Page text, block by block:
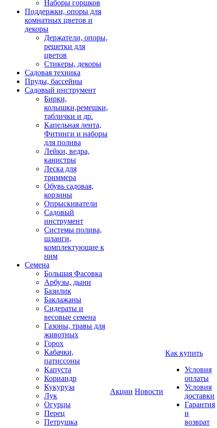
Наборы горшков
Поддержки, опоры для
комнатных цветов и
декоры
Держатели, опоры,
решетки для
цветов
Стикеры, декоры
Садовая техника
Пруды, бассейны
Садовый инструмент
Бирки,
колышки,ремешки,
таблички и др.
Капельная лента,
Фитинги и наборы
для полива
Лейки, ведра,
канистры
Леска для
триммера
Обувь садовая,
корзины
Опрыскиватели
Садовый
инструмент
Системы полива,
шланги,
комплектующие к
ним
Семена
Большая Фасовка
Арбузы, дыни
Базилик
Баклажаны
Сидераты и
весовые семена
Газоны, травы для
животных
Горох
Кабачки,
патиссоны
Капуста
Кориандр
Кукуруза
Лук
Огурцы
Перец
Петрушка
Акции Новости
Как купить
Условия
оплаты
Условия
доставки
Гарантия
и
возврат